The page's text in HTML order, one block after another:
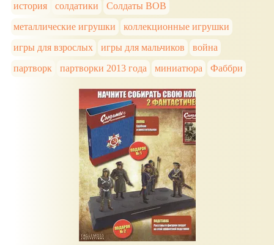
история
солдатики
Солдаты ВОВ
металлические игрушки
коллекционные игрушки
игры для взрослых
игры для мальчиков
война
партворк
партворки 2013 года миниатюра Фаббри